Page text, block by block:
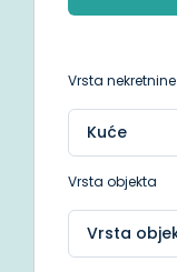
Vrsta nekretnine
Vrsta objekta